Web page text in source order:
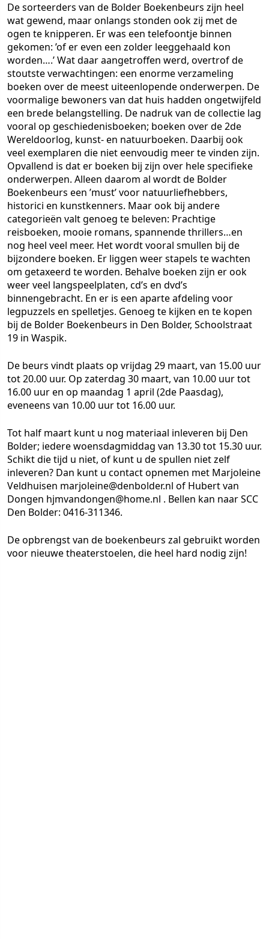
De sorteerders van de Bolder Boekenbeurs zijn heel
wat gewend, maar onlangs stonden ook zij met de
ogen te knipperen. Er was een telefoontje binnen
gekomen: ’of er even een zolder leeggehaald kon
worden….’ Wat daar aangetroffen werd, overtrof de
stoutste verwachtingen: een enorme verzameling
boeken over de meest uiteenlopende onderwerpen. De
voormalige bewoners van dat huis hadden ongetwijfeld
een brede belangstelling. De nadruk van de collectie lag
vooral op geschiedenisboeken; boeken over de 2de
Wereldoorlog, kunst- en natuurboeken. Daarbij ook
veel exemplaren die niet eenvoudig meer te vinden zijn.
Opvallend is dat er boeken bij zijn over hele specifieke
onderwerpen. Alleen daarom al wordt de Bolder
Boekenbeurs een ’must’ voor natuurliefhebbers,
historici en kunstkenners. Maar ook bij andere
categorieën valt genoeg te beleven: Prachtige
reisboeken, mooie romans, spannende thrillers…en
nog heel veel meer. Het wordt vooral smullen bij de
bijzondere boeken. Er liggen weer stapels te wachten
om getaxeerd te worden. Behalve boeken zijn er ook
weer veel langspeelplaten, cd’s en dvd’s
binnengebracht. En er is een aparte afdeling voor
legpuzzels en spelletjes. Genoeg te kijken en te kopen
bij de Bolder Boekenbeurs in Den Bolder, Schoolstraat
19 in Waspik.
De beurs vindt plaats op vrijdag 29 maart, van 15.00 uur
tot 20.00 uur. Op zaterdag 30 maart, van 10.00 uur tot
16.00 uur en op maandag 1 april (2de Paasdag),
eveneens van 10.00 uur tot 16.00 uur.
Tot half maart kunt u nog materiaal inleveren bij Den
Bolder; iedere woensdagmiddag van 13.30 tot 15.30 uur.
Schikt die tijd u niet, of kunt u de spullen niet zelf
inleveren? Dan kunt u contact opnemen met Marjoleine
Veldhuisen marjoleine@denbolder.nl of Hubert van
Dongen hjmvandongen@home.nl . Bellen kan naar SCC
Den Bolder: 0416-311346.
De opbrengst van de boekenbeurs zal gebruikt worden
voor nieuwe theaterstoelen, die heel hard nodig zijn!